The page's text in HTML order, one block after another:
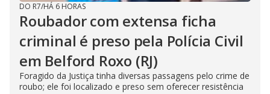
DO R7/HÁ 6 HORAS
Roubador com extensa ficha
criminal é preso pela Polícia Civil
em Belford Roxo (RJ)
Foragido da Justiça tinha diversas passagens pelo crime de
roubo; ele foi localizado e preso sem oferecer resistência